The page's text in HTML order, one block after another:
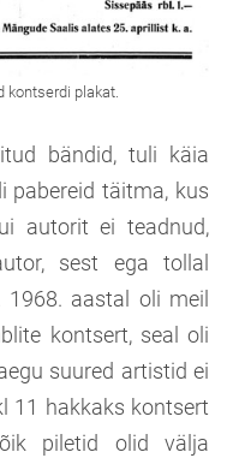
bändid, tuli käia
pabereid täitma, kus
autorit ei teadnud,
sest ega tollal
1968. aastal oli meil
kontsert, seal oli
suured artistid ei
11 hakkaks kontsert
piletid olid välja